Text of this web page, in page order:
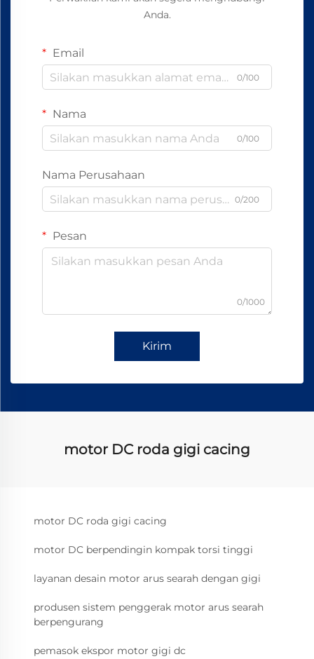
Anda.
Email
0/100
Nama
0/100
Nama Perusahaan
0/200
Pesan
0/1000
Kirim
motor DC roda gigi cacing
motor DC roda gigi cacing
motor DC berpendingin kompak torsi tinggi
layanan desain motor arus searah dengan gigi
produsen sistem penggerak motor arus searah
berpengurang
pemasok ekspor motor gigi dc